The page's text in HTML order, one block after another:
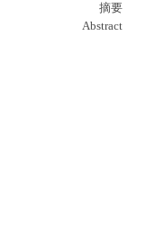
摘要
Abstract